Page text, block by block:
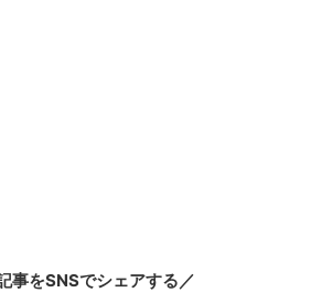
事をSNSでシェアする／